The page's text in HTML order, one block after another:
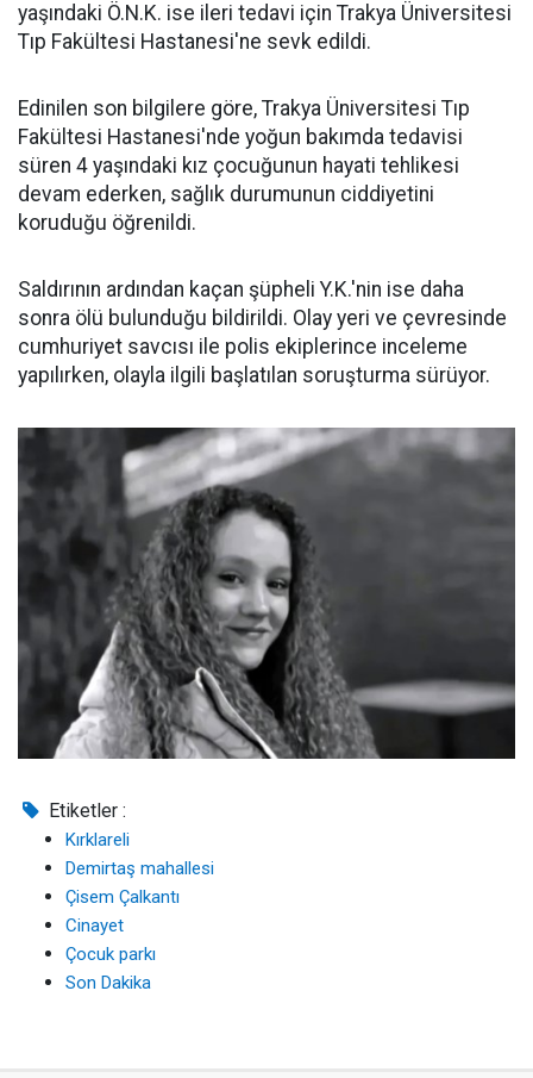
yaşındaki Ö.N.K. ise ileri tedavi için Trakya Üniversitesi
Tıp Fakültesi Hastanesi'ne sevk edildi.
Edinilen son bilgilere göre, Trakya Üniversitesi Tıp
Fakültesi Hastanesi'nde yoğun bakımda tedavisi
süren 4 yaşındaki kız çocuğunun hayati tehlikesi
devam ederken, sağlık durumunun ciddiyetini
koruduğu öğrenildi.
Saldırının ardından kaçan şüpheli Y.K.'nin ise daha
sonra ölü bulunduğu bildirildi. Olay yeri ve çevresinde
cumhuriyet savcısı ile polis ekiplerince inceleme
yapılırken, olayla ilgili başlatılan soruşturma sürüyor.
Etiketler :
Kırklareli
Demirtaş mahallesi
Çisem Çalkantı
Cinayet
Çocuk parkı
Son Dakika